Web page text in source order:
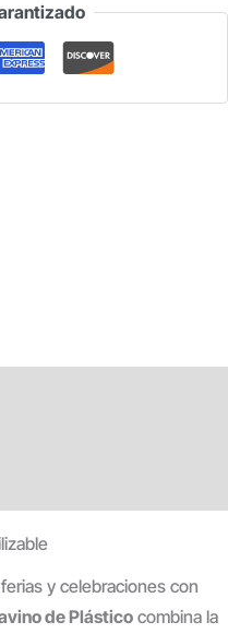
y celebraciones con
de Plásticocombina la